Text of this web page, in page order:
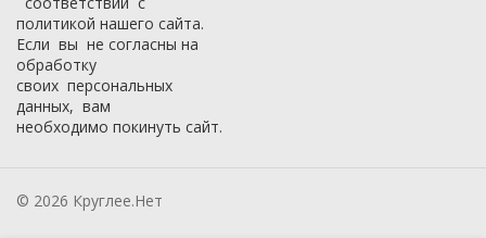
политикой нашего сайта.
Если вы не согласны на
обработку
своих персональных
данных, вам
необходимо покинуть сайт.
© 2026 Круглее.Нет